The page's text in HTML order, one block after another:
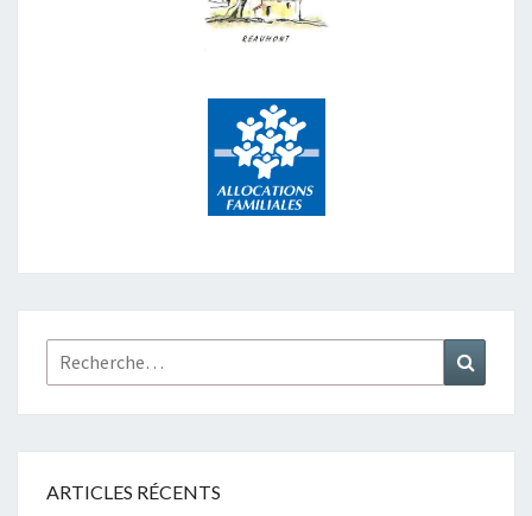
Rechercher :
ARTICLES RÉCENTS